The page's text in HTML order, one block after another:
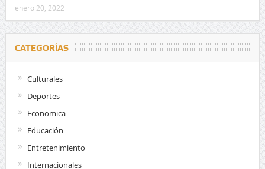
enero 20, 2022
CATEGORÍAS
Culturales
Deportes
Economica
Educación
Entretenimiento
Internacionales